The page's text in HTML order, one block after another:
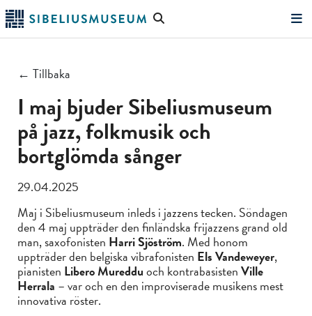
Hoppa
till
huvudinnehållet
Sök
← Tillbaka
I maj bjuder Sibeliusmuseum
på jazz, folkmusik och
bortglömda sånger
29.04.2025
Maj i Sibeliusmuseum inleds i jazzens tecken. Söndagen
den 4 maj uppträder den finländska frijazzens grand old
man, saxofonisten Harri Sjöström. Med honom
uppträder den belgiska vibrafonisten Els Vandeweyer,
pianisten Libero Muredduoch kontrabasistenVille
Herrala – var och en den improviserade musikens mest
innovativa röster.